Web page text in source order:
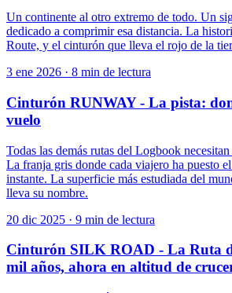
Un continente al otro extremo de todo. Un
dedicado a comprimir esa distancia. La
Route, y el cinturón que lleva el rojo de la
3 ene 2026 · 8 min de lectura
Cinturón RUNWAY - La pista:
vuelo
Todas las demás rutas del Logbook
La franja gris donde cada viajero ha puesto
instante. La superficie más estudiada del
lleva su nombre.
20 dic 2025 · 9 min de lectura
Cinturón SILK ROAD - La Ruta
mil años, ahora en altitud de